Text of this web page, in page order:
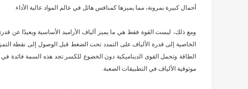
أحمال كبيرة بمرونة، مما يميزها كمنافس هائل في عالم المواد عالية الأداء.
الخاصية إلى قدرة الألياف على التمدد تحت الضغط قبل الوصول إلى نقطة
الطاقة وتحمل القوى الديناميكية دون الخضوع للكسر.تجد هذه السمة فائدة
موثوقية الألياف في التطبيقات الصعبة.